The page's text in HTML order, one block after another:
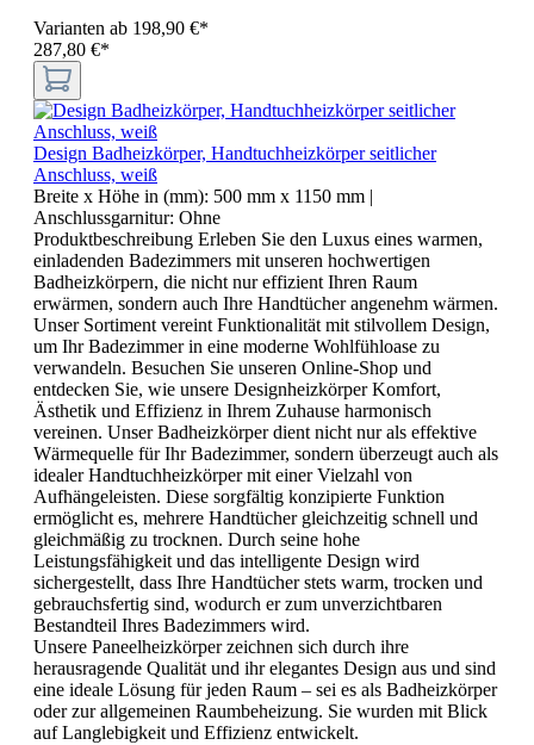
Varianten ab 198,90 €*
287,80 €*
Design Badheizkörper, Handtuchheizkörper seitlicher
Anschluss, weiß
Breite x Höhe in (mm): 500 mm x 1150 mm
Anschlussgarnitur: Ohne
Produktbeschreibung Erleben Sie den Luxus eines warmen,
einladenden Badezimmers mit unseren hochwertigen
Badheizkörpern, die nicht nur effizient Ihren Raum
erwärmen, sondern auch Ihre Handtücher angenehm wärmen.
Unser Sortiment vereint Funktionalität mit stilvollem Design,
um Ihr Badezimmer in eine moderne Wohlfühloase zu
verwandeln. Besuchen Sie unseren Online-Shop und
entdecken Sie, wie unsere Designheizkörper Komfort,
Ästhetik und Effizienz in Ihrem Zuhause harmonisch
vereinen. Unser Badheizkörper dient nicht nur als effektive
Wärmequelle für Ihr Badezimmer, sondern überzeugt auch als
idealer Handtuchheizkörper mit einer Vielzahl von
Aufhängeleisten. Diese sorgfältig konzipierte Funktion
ermöglicht es, mehrere Handtücher gleichzeitig schnell und
gleichmäßig zu trocknen. Durch seine hohe
Leistungsfähigkeit und das intelligente Design wird
sichergestellt, dass Ihre Handtücher stets warm, trocken und
gebrauchsfertig sind, wodurch er zum unverzichtbaren
Bestandteil Ihres Badezimmers wird.
Unsere Paneelheizkörper zeichnen sich durch ihre
herausragende Qualität und ihr elegantes Design aus und sind
eine ideale Lösung für jeden Raum – sei es als Badheizkörper
oder zur allgemeinen Raumbeheizung. Sie wurden mit Blick
auf Langlebigkeit und Effizienz entwickelt.